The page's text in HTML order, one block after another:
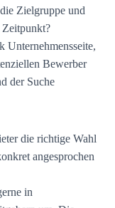
Zielgruppe und
Unternehmensseite,
Bewerber
der Suche
die richtige Wahl
angesprochen
in